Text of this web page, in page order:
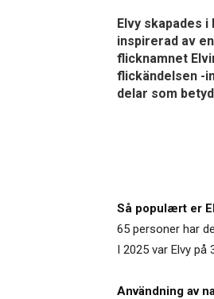
Elvy skapades
inspirerad av
flicknamnet
flickändelsen -
delar som
Så populært er
65 personer har
I 2025 var Elvy på
Användning av